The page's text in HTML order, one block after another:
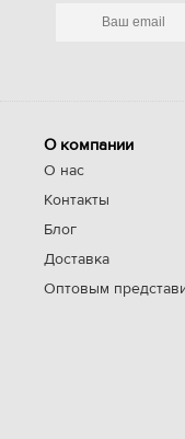
О компании
О нас
Контакты
Блог
Доставка
Оптовым